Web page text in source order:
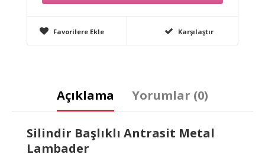
Favorilere Ekle Karşılaştır
Açıklama Yorumlar (0)
Silindir Başlıklı Antrasit Metal
Lambader